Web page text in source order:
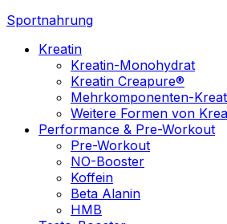
Sportnahrung
Kreatin
Kreatin-Monohydrat
Kreatin Creapure®
Mehrkomponenten-
Weitere Formen von
Performance & Pre-Workout
Pre-Workout
NO-Booster
Koffein
Beta Alanin
HMB